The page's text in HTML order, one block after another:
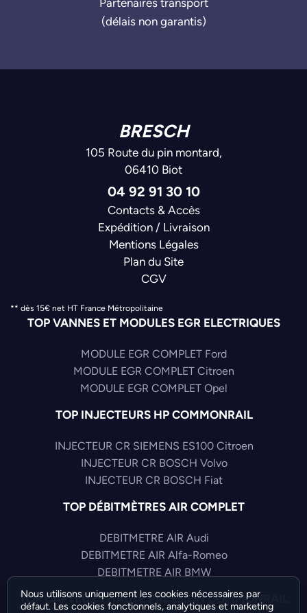
(délais non garantis)
BRESCH
105 Route du pin montard,
06410 Biot
04 92 91 30 10
Contacts & Accès
Expédition / Livraison
Mentions Légales
Plan du Site
CGV
** dès 15€ net HT France Métropolitaine
TOP VANNES ET MODULES EGR ELECTRIQUES
MODULE EGR COMPLET Ford
MODULE EGR COMPLET Citroen
MODULE EGR COMPLET Opel
TOP INJECTEURS HP COMMONRAIL
INJECTEUR CR SIEMENS ES100 Citroen
INJECTEUR CR BOSCH Volvo
INJECTEUR CR BOSCH Fiat
TOP DÉBITMÈTRES AIR COMPLET
DEBITMETRE AIR Audi
DEBITMETRE AIR Alfa-Romeo
DEBITMETRE AIR BMW
TOP CAPTEURS HAUTE PRESSION COMMONRAIL
Nous utilisons uniquement les cookies nécessaires par
défaut. Les cookies fonctionnels, analytiques et marketing